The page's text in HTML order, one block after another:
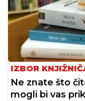
IZBOR
Ne znate što
mogli bi vas